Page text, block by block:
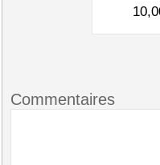
Commentaires